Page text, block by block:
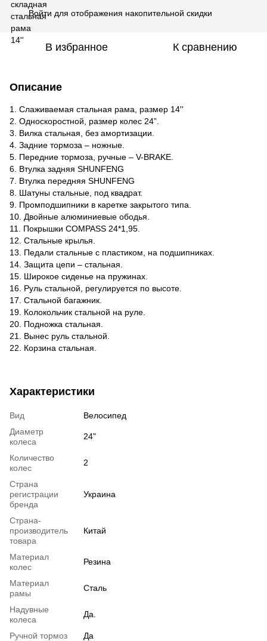
Войти для отображения накопительной скидки
В избранное К сравнению
Описание
1. Слаживаемая стальная рама, размер 14''
2. Односкоростной, размер колес 24”.
3. Вилка стальная, без амортизации.
4. Задние тормоза – ножные.
5. Передние тормоза, ручные – V-BRAKE.
6. Втулка задняя SHUNFENG
7. Втулка передняя SHUNFENG
8. Шатуны стальные, под квадрат.
9. Промподшипники в каретке закрытого типа.
10. Двойные алюминиевые ободья.
11. Покрышки COMPASS 24*1,95.
12. Стальные крылья.
13. Педали стальные с пластиком, на подшипниках.
14. Защита цепи – стальная.
15. Широкое сиденье на пружинах.
16. Руль стальной, регулируется по высоте.
17. Стальной багажник.
19. Колокольчик стальной на руле.
20. Подножка стальная.
21. Вынес руль стальной.
22. Корзина стальная.
Характеристики
Вид
Велосипед
Диаметр
колеса
24"
Количество
колес
2
Страна
регистрации
бренда
Украина
Страна-
производитель
товара
Китай
Материал
колес
Резина
Материал
рамы
Сталь
Надувные
колеса
Да.
Ручной тормоз
Да